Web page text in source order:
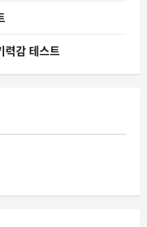
력감 테스트